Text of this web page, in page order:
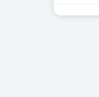
Экскурсии